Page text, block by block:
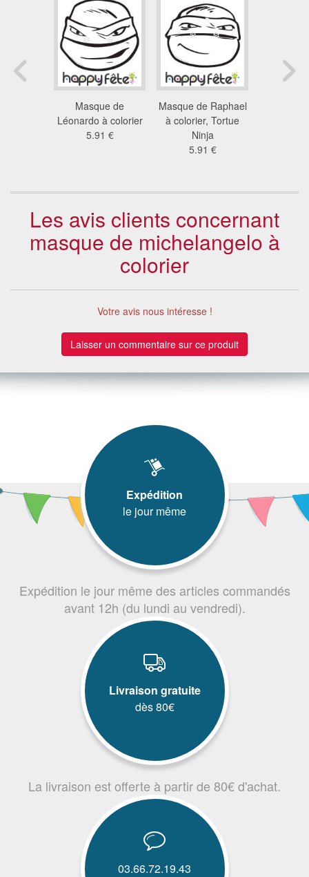
Masque de
Léonardo à colorier
5.91 €
Masque de Raphael
à colorier, Tortue
Ninja
5.91 €
Les avis clients concernant
masque de michelangelo à
colorier
Votre avis nous intéresse !
Laisser un commentaire sur ce produit
Expédition
le jour même
Expédition le jour même des articles commandés
avant 12h (du lundi au vendredi).
Livraison gratuite
dès 80€
La livraison est offerte à partir de 80€ d'achat.
03.66.72.19.43